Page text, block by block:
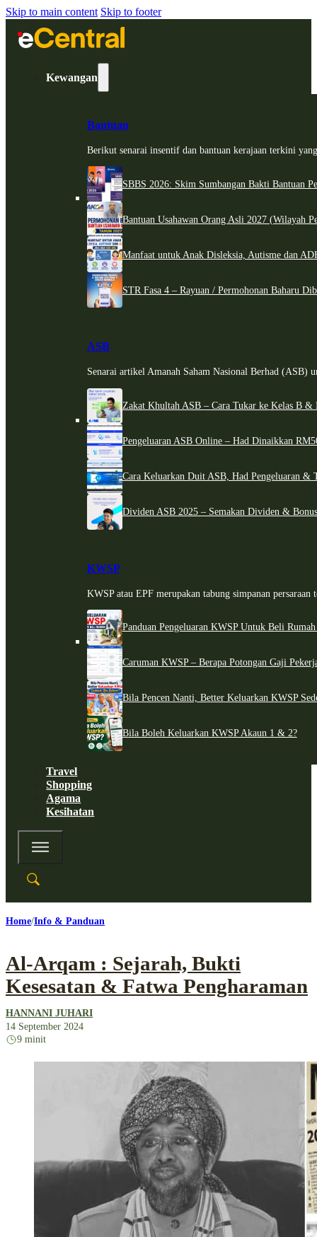
Skip to main content Skip to footer
Kewangan
Bantuan
Berikut senarai insentif dan bantuan kerajaan terkini
SBBS 2026: Skim Sumbangan Bakti Bantuan
Bantuan Usahawan Orang Asli 2027 (Wilayah
Manfaat untuk Anak Disleksia, Autisme dan
STR Fasa 4 – Rayuan / Permohonan Baharu
ASB
Senarai artikel Amanah Saham Nasional Berhad (ASB)
Zakat Khultah ASB – Cara Tukar ke Kelas B &
Pengeluaran ASB Online – Had Dinaikkan
Cara Keluarkan Duit ASB, Had Pengeluaran &
Dividen ASB 2025 – Semakan Dividen &
KWSP
KWSP atau EPF merupakan tabung simpanan persaraan
Panduan Pengeluaran KWSP Untuk Beli
Caruman KWSP – Berapa Potongan Gaji
Bila Pencen Nanti, Better Keluarkan KWSP
Bila Boleh Keluarkan KWSP Akaun 1 & 2?
Travel
Shopping
Agama
Kesihatan
Home Info & Panduan
Al-Arqam : Sejarah, Bukti
Kesesatan & Fatwa Pengharaman
HANNANI JUHARI
14 September 2024
9 minit